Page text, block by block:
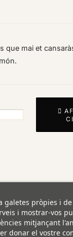
que mai et
 AFEGIR A LA
galetes pròpies i
i mostrar-vos
mitjançant
donar el vostre